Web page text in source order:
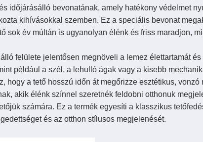
időjárásálló bevonatának, amely hatékony védelmet
kihívásokkal szemben. Ez a speciális bevonat
sok év múltán is ugyanolyan élénk és friss maradjon,
felülete jelentősen megnöveli a lemez élettartamát
például a szél, a lehulló ágak vagy a kisebb
hogy a tető hosszú időn át megőrizze esztétikus,
akik élénk színnel szeretnék feldobni otthonuk
számára. Ez a termék egyesíti a klasszikus
és az otthon stílusos megjelenését.